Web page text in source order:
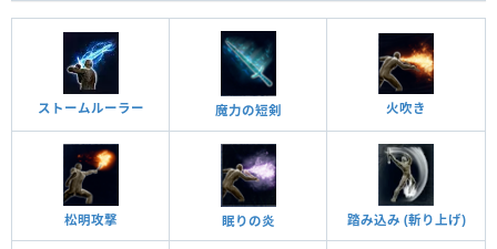
ストームルーラー 魔力の短剣 火吹き
松明攻撃 眠りの炎 踏み込み (斬り上げ)